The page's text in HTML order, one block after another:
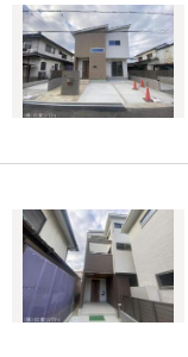
イ
ペ
ー
ジ
に
存
る